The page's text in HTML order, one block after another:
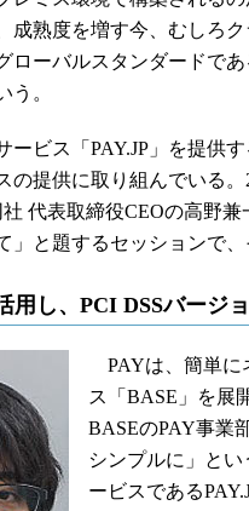
成熟度を増す今、むしろ
ローバルスタンダードで
う。
ビス「PAY.JP」を提供
の提供に取り組んでいる
社 代表取締役CEOの高野
」と題するセッションで、
用し、PCI DSSバージ
PAYは、簡単に
ス「BASE」を展
BASEのPAY事業
シンプルに」と
ービスである